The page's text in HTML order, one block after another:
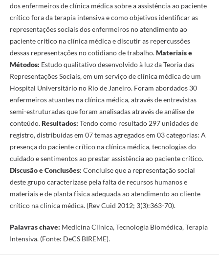
dos enfermeiros de clínica médica sobre a assistência ao paciente
crítico fora da terapia intensiva e como objetivos identificar as
representações sociais dos enfermeiros no atendimento ao
paciente crítico na clínica médica e discutir as repercussões
dessas representações no cotidiano de trabalho.Materiais e
Métodos: Estudo qualitativo desenvolvido à luz da Teoria das
Representações Sociais, em um serviço de clínica médica de um
Hospital Universitário no Rio de Janeiro. Foram abordados 30
enfermeiros atuantes na clínica médica, através de entrevistas
semi-estruturadas que foram analisadas através de análise de
conteúdo.Resultados: Tendo como resultado 297 unidades de
registro, distribuídas em 07 temas agregados em 03 categorias: A
presença do paciente crítico na clínica médica, tecnologias do
cuidado e sentimentos ao prestar assistência ao paciente crítico.
Discusão e Conclusões: Concluise que a representação social
deste grupo caracterizase pela falta de recursos humanos e
materiais e de planta física adequada ao atendimento ao cliente
crítico na clinica médica. (Rev Cuid 2012; 3(3):363-70).
Palavras chave: Medicina Clínica, Tecnologia Biomédica, Terapia
Intensiva. (Fonte: DeCS BIREME).